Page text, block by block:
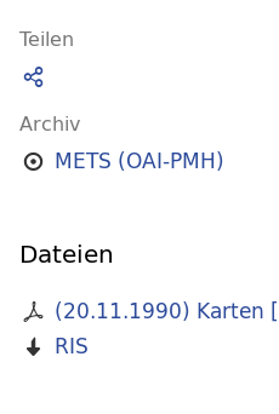
Teilen
Archiv
METS (OAI-PMH)
Dateien
(20.11.1990) Karten [
RIS